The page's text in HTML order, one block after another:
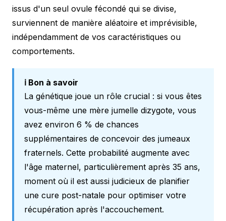
issus d'un seul ovule fécondé qui se divise,
surviennent de manière aléatoire et imprévisible,
indépendamment de vos caractéristiques ou
comportements.
ℹ️ Bon à savoir
La génétique joue un rôle crucial : si vous êtes
vous-même une mère jumelle dizygote, vous
avez environ 6 % de chances
supplémentaires de concevoir des jumeaux
fraternels. Cette probabilité augmente avec
l'âge maternel, particulièrement après 35 ans,
moment où il est aussi judicieux de planifier
une cure post-natale pour optimiser votre
récupération après l'accouchement.